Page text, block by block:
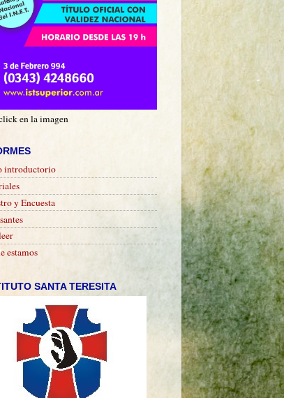
en la imagen
introductorio
y Encuesta
estamos
SANTA TERESITA